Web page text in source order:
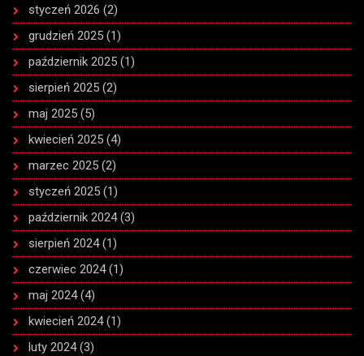
styczeń 2026 (2)
grudzień 2025 (1)
październik 2025 (1)
sierpień 2025 (2)
maj 2025 (5)
kwiecień 2025 (4)
marzec 2025 (2)
styczeń 2025 (1)
październik 2024(3)
sierpień 2024(1)
czerwiec 2024(1)
maj 2024(4)
kwiecień 2024(1)
luty 2024(3)